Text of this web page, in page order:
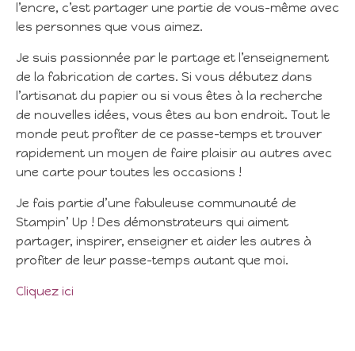
l’encre, c’est partager une partie de vous-même avec
les personnes que vous aimez.
Je suis passionnée par le partage et l’enseignement
de la fabrication de cartes. Si vous débutez dans
l’artisanat du papier ou si vous êtes à la recherche
de nouvelles idées, vous êtes au bon endroit. Tout le
monde peut profiter de ce passe-temps et trouver
rapidement un moyen de faire plaisir au autres avec
une carte pour toutes les occasions !
Je fais partie d’une fabuleuse communauté de
Stampin’ Up ! Des démonstrateurs qui aiment
partager, inspirer, enseigner et aider les autres à
profiter de leur passe-temps autant que moi.
Cliquez ici